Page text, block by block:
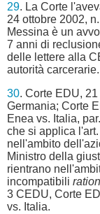
29. La Corte
24 ottobre 2002,
Messina è un
7 anni di
delle lettere alla
autorità carcerarie.
30. Corte EDU,
Germania; Corte
Enea vs. Italia,
che si applica
nell'ambito
Ministro della
rientrano
incompatibili
3 CEDU, Corte
vs. Italia.